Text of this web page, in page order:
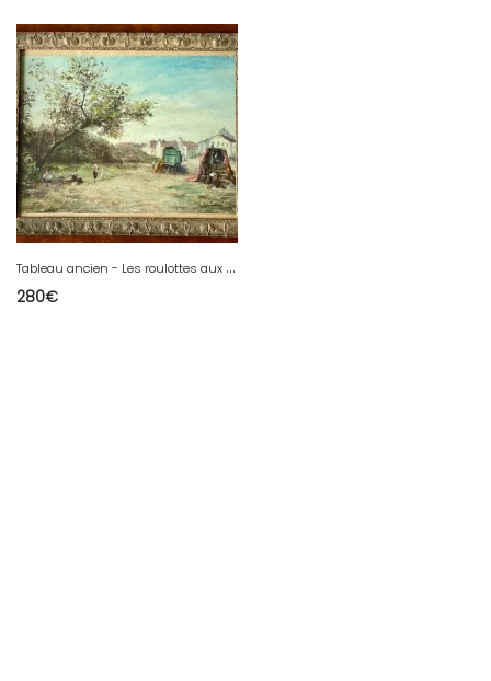
T
ableau ancien - Les roulottes aux Saintes Maries de la Mer - J Martelet
280€